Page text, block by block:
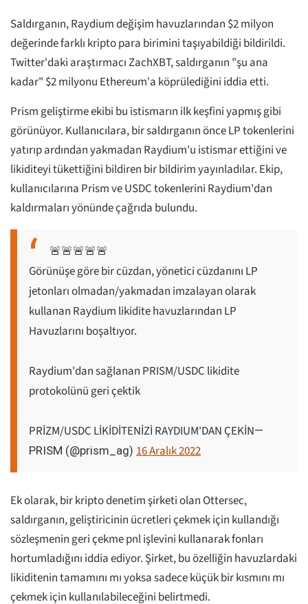
Saldırganın, Raydium değişim havuzlarından $2 milyon
değerinde farklı kripto para birimini taşıyabildiği bildirildi.
Twitter'daki araştırmacı ZachXBT, saldırganın "şu ana
kadar" $2 milyonu Ethereum'a köprülediğini iddia etti.
Prism geliştirme ekibi bu istismarın ilk keşfini yapmış gibi
görünüyor. Kullanıcılara, bir saldırganın önce LP tokenlerini
yatırıp ardından yakmadan Raydium'u istismar ettiğini ve
likiditeyi tükettiğini bildiren bir bildirim yayınladılar. Ekip,
kullanıcılarına Prism ve USDC tokenlerini Raydium'dan
kaldırmaları yönünde çağrıda bulundu.
🚨🚨🚨🚨🚨
Görünüşe göre bir cüzdan, yönetici cüzdanını LP
jetonları olmadan/yakmadan imzalayan olarak
kullanan Raydium likidite havuzlarından LP
Havuzlarını boşaltıyor.
Raydium'dan sağlanan PRISM/USDC likidite
protokolünü geri çektik
PRİZM/USDC LİKİDİTENİZİ RAYDIUM'DAN ÇEKİN—
PRISM (@prism_ag) 16 Aralık 2022
Ek olarak, bir kripto denetim şirketi olan Ottersec,
saldırganın, geliştiricinin ücretleri çekmek için kullandığı
sözleşmenin geri çekme pnl işlevini kullanarak fonları
hortumladığını iddia ediyor. Şirket, bu özelliğin havuzlardaki
likiditenin tamamını mı yoksa sadece küçük bir kısmını mı
çekmek için kullanılabileceğini belirtmedi.